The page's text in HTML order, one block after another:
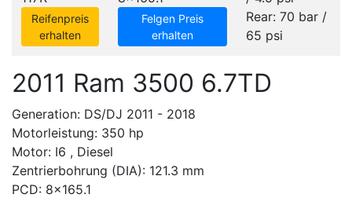
Reifenpreis
erhalten
Felgen Preis
erhalten
Rear: 70 bar /
65 psi
2011 Ram 3500 6.7TD
Generation: DS/DJ 2011 - 2018
Motorleistung: 350 hp
Motor: I6 , Diesel
Zentrierbohrung (DIA): 121.3 mm
PCD: 8x165.1